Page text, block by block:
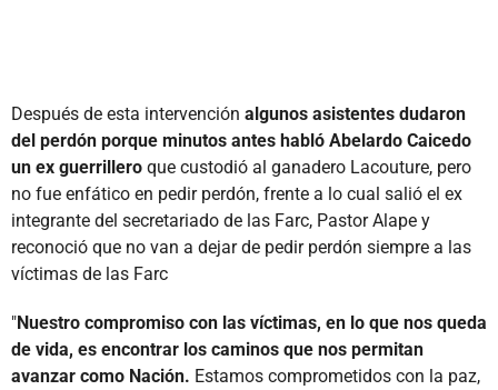
Después de esta intervención algunos asistentes dudaron
del perdón porque minutos antes habló Abelardo Caicedo
un ex guerrillero que custodió al ganadero Lacouture, pero
no fue enfático en pedir perdón, frente a lo cual salió el ex
integrante del secretariado de las Farc, Pastor Alape y
reconoció que no van a dejar de pedir perdón siempre a las
víctimas de las Farc
"Nuestro compromiso con las víctimas, en lo que nos queda
de vida, es encontrar los caminos que nos permitan
avanzar como Nación. Estamos comprometidos con la paz,